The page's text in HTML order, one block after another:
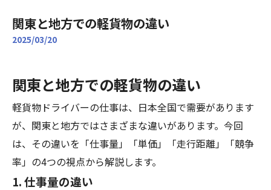
関東と地方での軽貨物の違い
2025/03/20
関東と地方での軽貨物の違い
軽貨物ドライバーの仕事は、日本全国で需要があります
が、関東と地方ではさまざまな違いがあります。今回
は、その違いを「仕事量」「単価」「走行距離」「競争
率」の4つの視点から解説します。
1. 仕事量の違い